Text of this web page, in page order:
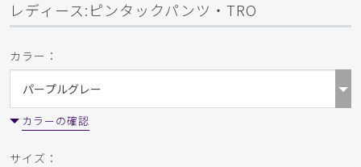
レディース:ピンタックパンツ・TRO
カラー：
カラーの確認
サイズ：